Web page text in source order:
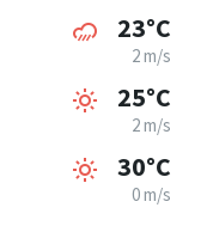
23°C
2 m/s
25°C
2 m/s
30°C
0 m/s